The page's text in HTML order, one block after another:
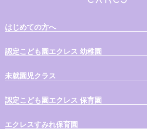
はじめての方へ
認定こども園エクレス 幼稚園
未就園児クラス
認定こども園エクレス 保育園
エクレスすみれ保育園